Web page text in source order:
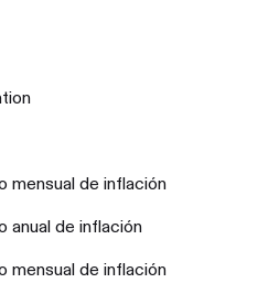
mensual de inflación
anual de inflación
mensual de inflación